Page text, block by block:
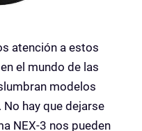
atención a estos
el mundo de las
modelos
hay que dejarse
NEX-3 nos pueden